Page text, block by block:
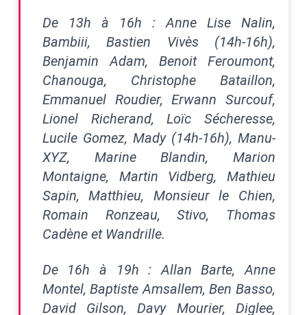
De 13h à 16h : Anne Lise Nalin,
Bambiii, Bastien Vivès (14h-16h),
Benjamin Adam, Benoit Feroumont,
Chanouga, Christophe Bataillon,
Emmanuel Roudier, Erwann Surcouf,
Lionel Richerand, Loïc Sécheresse,
Lucile Gomez, Mady (14h-16h), Manu-
XYZ, Marine Blandin, Marion
Montaigne, Martin Vidberg, Mathieu
Sapin, Matthieu, Monsieur le Chien,
Romain Ronzeau, Stivo, Thomas
Cadène et Wandrille.
De 16h à 19h : Allan Barte, Anne
Montel, Baptiste Amsallem, Ben Basso,
David Gilson, Davy Mourier, Diglee,